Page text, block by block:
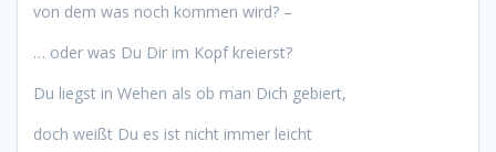
von dem was noch kommen wird? –
… oder was Du Dir im Kopf kreierst?
Du liegst in Wehen als ob man Dich gebiert,
doch weißt Du es ist nicht immer leicht